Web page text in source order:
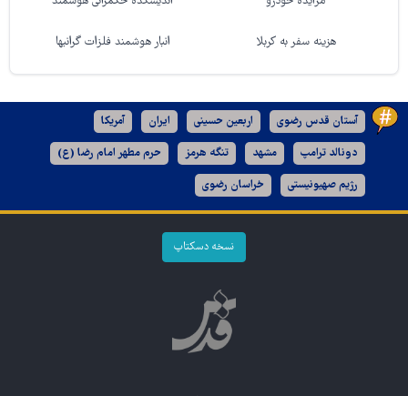
هزینه سفر به کربلا انبار هوشمند فلزات گرانبها
آستان قدس رضوی اربعین حسینی ایران آمریکا
دونالد ترامپ مشهد تنگه هرمز حرم مطهر امام رضا (ع)
رژیم صهیونیستی خراسان رضوی
نسخه دسکتاپ